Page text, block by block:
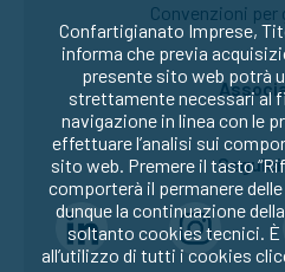
Convenzioni per
Confartigianato Imprese,
informa che previa
presente sito web potrà
strettamente necessari al
navigazione in linea con le
effettuare l’analisi sui
sito web. Premere il tasto
comporterà il permanere
dunque la continuazione
soltanto cookies tecnici.
all’utilizzo di tutti i cookies